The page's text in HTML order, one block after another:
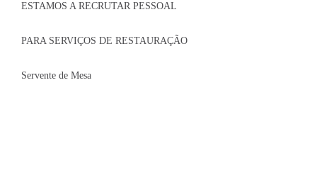
ESTAMOS A RECRUTAR PESSOAL
PARA SERVIÇOS DE RESTAURAÇÃO
Servente de Mesa